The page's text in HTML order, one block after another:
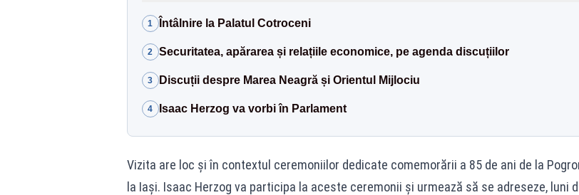
1 Întâlnire la Palatul Cotroceni
2 Securitatea, apărarea și relațiile economice, pe agenda discuțiilor
3 Discuții despre Marea Neagră și Orientul Mijlociu
4 Isaac Herzog va vorbi în Parlament
Vizita are loc și în contextul ceremoniilor dedicate comemorării a 85 de ani de la
la Iași. Isaac Herzog va participa la aceste ceremonii și urmează să se adreseze, luni